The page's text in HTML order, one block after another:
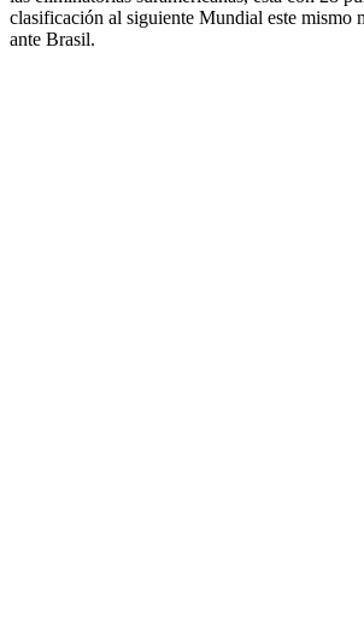
clasificación al siguiente Mundial este mismo
ante Brasil.